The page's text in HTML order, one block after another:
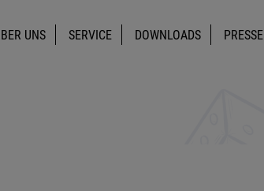
UNS SERVICE DOWNLOADS PRESSE